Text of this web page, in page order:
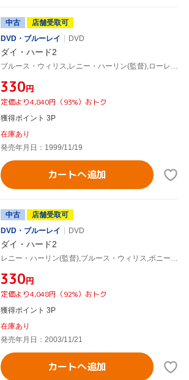
中古
店舗受取可
DVD・ブルーレイ
DVD
ダイ・ハード2
ブルース・ウィリス,レニー・ハーリン(監督),ローレンス・ゴードン(製作),ジョエル・シルヴァー(製作),チャールズ・ゴードン(製作),マイケル・ケイメン(音楽),ボニー・ベデリア,ウィリアム・アザートン
¥330円
定価より4,840円（93%）おトク
獲得ポイント 3P
在庫あり
発売年月日：1999/11/19
カートへ追加
中古
店舗受取可
DVD・ブルーレイ
DVD
ダイ・ハード2
レニー・ハーリン(監督),ブルース・ウィリス,ボニー・ベデリア,ウィリアム・アザートン,ローレンス・ゴードン(制作),ジョエル・シルヴァー(制作),チャールズ・ゴードン(制作),マイケル・ケイメン(音楽)
¥330円
定価より4,048円（92%）おトク
獲得ポイント 3P
在庫あり
発売年月日：2003/11/21
カートへ追加